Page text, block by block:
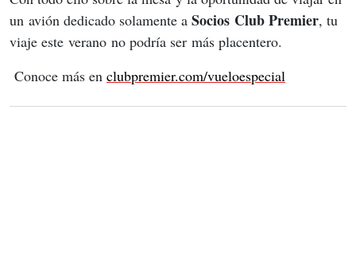
un avión dedicado solamente a Socios Club Premier, tu
viaje este verano no podría ser más placentero.
Conoce más en clubpremier.com/vueloespecial